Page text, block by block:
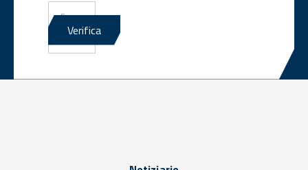
E-
mail
Verifica